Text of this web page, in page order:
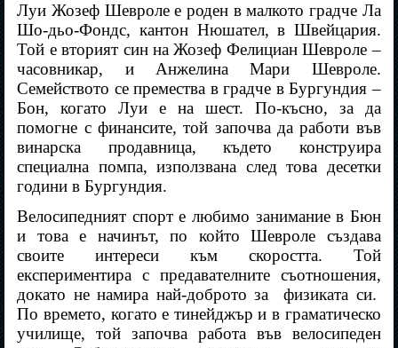
Луи Жозеф Шевроле е роден в малкото градче Ла
Шо-дьо-Фондс, кантон Нюшател, в Швейцария.
Той е вторият син на Жозеф Фелициан Шевроле –
часовникар, и Анжелина Мари Шевроле.
Семейството се премества в градче в Бургундия –
Бон, когато Луи е на шест. По-късно, за да
помогне с финансите, той започва да работи във
винарска продавница, където конструира
специална помпа, използвана след това десетки
години в Бургундия.
Велосипедният спорт е любимо занимание в Бюн
и това е начинът, по който Шевроле създава
своите интереси към скоростта. Той
експериментира с предавателните съотношения,
докато не намира най-доброто за
физиката си.
По времето, когато е тинейджър и в граматическо
училище, той започва работа във велосипеден